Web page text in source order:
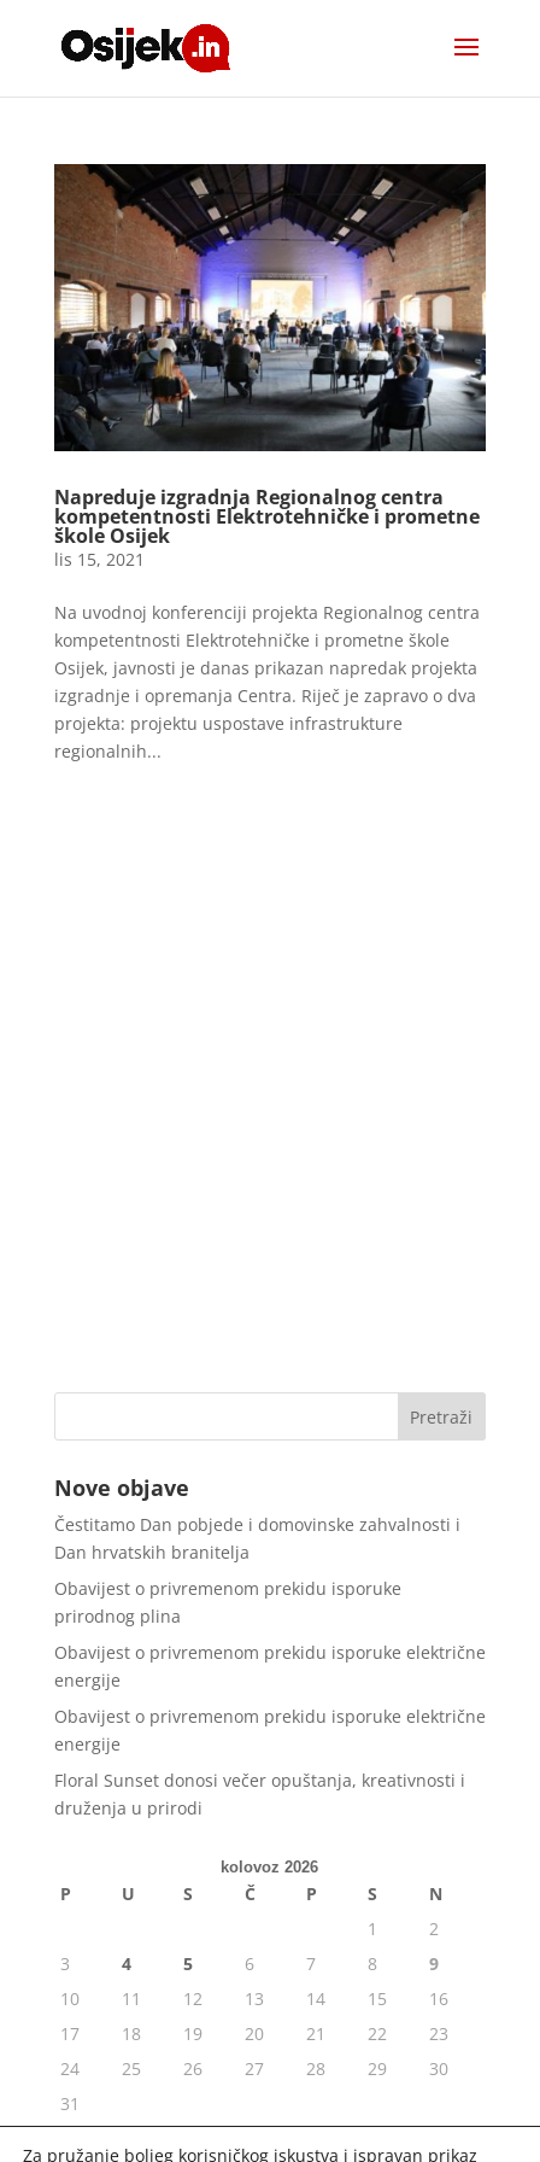
Napreduje izgradnja Regionalnog centra
kompetentnosti Elektrotehničke i prometne
škole Osijek
lis 15, 2021
Na uvodnoj konferenciji projekta Regionalnog centra
kompetentnosti Elektrotehničke i prometne škole
Osijek, javnosti je danas prikazan napredak projekta
izgradnje i opremanja Centra. Riječ je zapravo o dva
projekta: projektu uspostave infrastrukture
regionalnih...
Nove objave
Čestitamo Dan pobjede i domovinske zahvalnosti i
Dan hrvatskih branitelja
Obavijest o privremenom prekidu isporuke
prirodnog plina
Obavijest o privremenom prekidu isporuke električne
energije
Obavijest o privremenom prekidu isporuke električne
energije
Floral Sunset donosi večer opuštanja, kreativnosti i
druženja u prirodi
kolovoz 2026
P U S Č P S
N
1
2
3
4 5 6 7 8
9
10
11 12 13 14 15
16
17
18 19 20 21 22
23
24
25 26 27 28 29
30
31
Za pružanje boljeg korisničkog iskustva i ispravan prikaz